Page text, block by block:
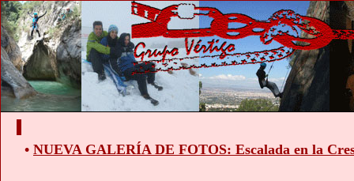
• NUEVA GALERÍA DE FOTOS: Escalada en la